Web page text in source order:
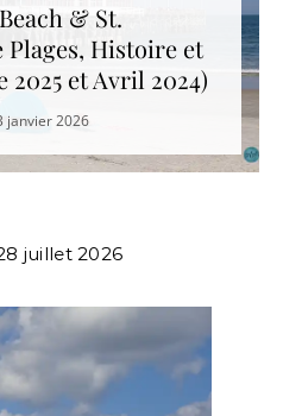
& St.
Histoire et
2025 et Avril 2024)
janvier 2026
juillet 2026